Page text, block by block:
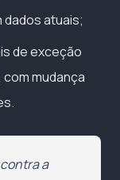
atuais;
de exceção
mudança
a